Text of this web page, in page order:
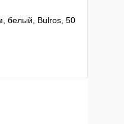
белый, Bulros, 50